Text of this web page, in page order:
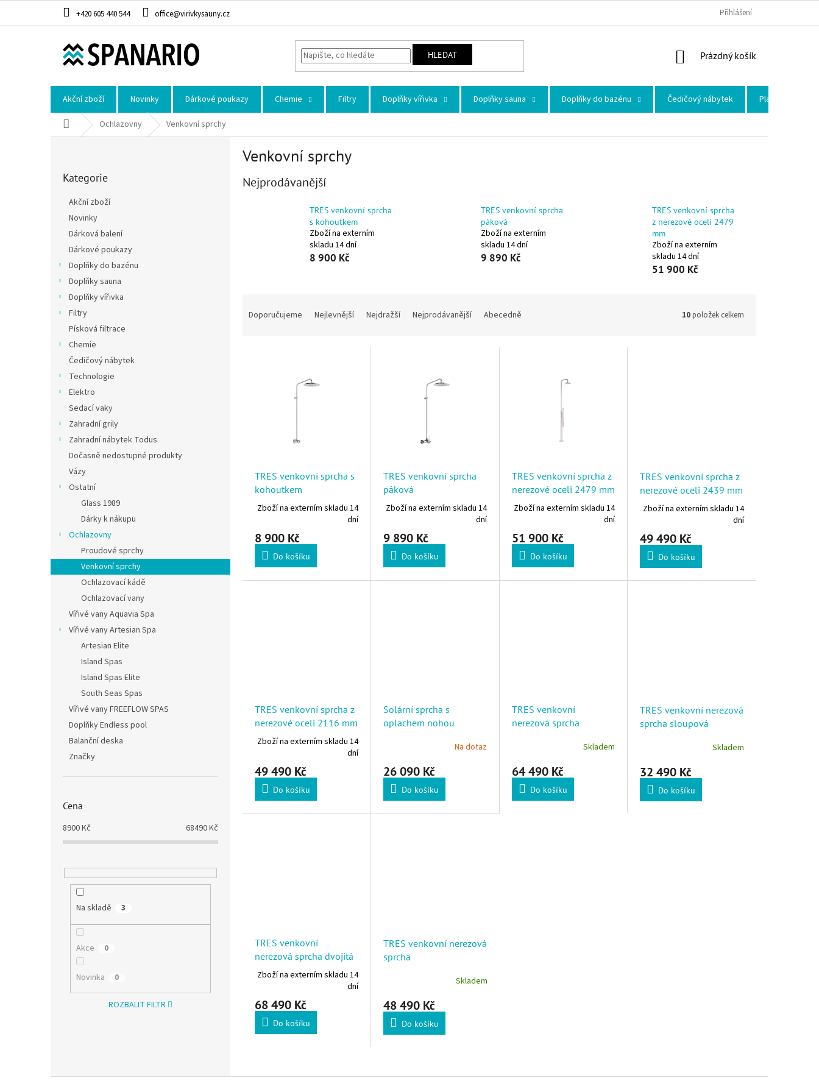
+420 605 440 544 office@virivkysauny.cz Přihlášení
HLEDAT NÁKUPNÍ KOŠÍK
Prázdný košík
Akční zboží Novinky Dárkové poukazy Chemie Filtry Doplňky vířivka Doplňky sauna Doplňky do bazénu Čedičový nábytek Plastové
Domů Ochlazovny Venkovní sprchy
Kategorie
Akční zboží
Novinky
Dárková balení
Dárkové poukazy
Doplňky do bazénu
Doplňky sauna
Doplňky vířivka
Filtry
Písková filtrace
Chemie
Čedičový nábytek
Technologie
Elektro
Sedací vaky
Zahradní grily
Zahradní nábytek Todus
Dočasně nedostupné produkty
Vázy
Ostatní
Glass 1989
Dárky k nákupu
Ochlazovny
Proudové sprchy
Venkovní sprchy
Ochlazovací kádě
Ochlazovací vany
Vířivé vany Aquavia Spa
Vířivé vany Artesian Spa
Artesian Elite
Island Spas
Island Spas Elite
South Seas Spas
Vířivé vany FREEFLOW SPAS
Doplňky Endless pool
Balanční deska
Značky
Cena
8900Kč 68490Kč
Na skladě 3
Akce 0
Novinka 0
ROZBALIT FILTR
Venkovní sprchy
Nejprodávanější
TRES venkovní sprcha
s kohoutkem
Zboží na externím
skladu 14 dní
8 900 Kč
TRES venkovní sprcha
páková
Zboží na externím
skladu 14 dní
9 890 Kč
TRES venkovní sprcha
z nerezové oceli 2479
mm
Zboží na externím
skladu 14 dní
51 900 Kč
Doporučujeme Nejlevnější Nejdražší Nejprodávanější Abecedně 10položek celkem
TRES venkovní sprcha s
kohoutkem
Zboží na externím skladu 14
dní
8 900 Kč
Do košíku
TRES venkovní sprcha
páková
Zboží na externím skladu 14
dní
9 890 Kč
Do košíku
TRES venkovní sprcha z
nerezové oceli 2479 mm
Zboží na externím skladu 14
dní
51 900 Kč
Do košíku
TRES venkovní sprcha z
nerezové oceli 2439 mm
Zboží na externím skladu 14
dní
49 490 Kč
Do košíku
TRES venkovní sprcha z
nerezové oceli 2116 mm
Zboží na externím skladu 14
dní
49 490 Kč
Do košíku
Solární sprcha s
oplachem nohou
Na dotaz
26 090 Kč
Do košíku
TRES venkovní
nerezová sprcha
Skladem
64 490 Kč
Do košíku
TRES venkovní nerezová
sprcha sloupová
Skladem
32 490 Kč
Do košíku
TRES venkovní
nerezová sprcha dvojitá
Zboží na externím skladu 14
dní
68 490 Kč
Do košíku
TRES venkovní nerezová
sprcha
Skladem
48 490 Kč
Do košíku